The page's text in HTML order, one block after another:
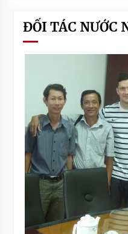
ĐỐI TÁC NƯỚC